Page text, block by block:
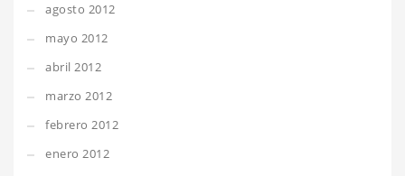
agosto 2012
mayo 2012
abril 2012
marzo 2012
febrero 2012
enero 2012